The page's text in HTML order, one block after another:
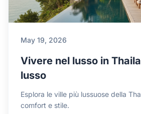
May 19, 2026
Vivere nel lusso in
lusso
Esplora le ville più lussuose della
comfort e stile.